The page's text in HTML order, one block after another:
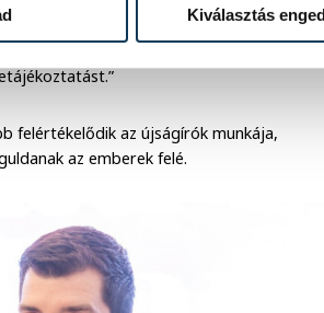
Kiválasztás
ami lehetőséget ad arra, hogy
segít az olvasónak a világ
felértékelődik az újságírók munkája,
az emberek felé.